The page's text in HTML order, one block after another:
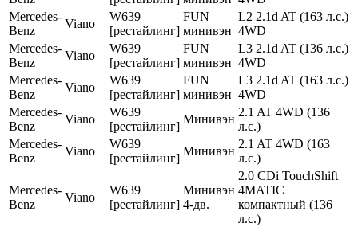
Mercedes-
Benz
Viano
W639
[рестайлинг]
FUN
минивэн
L2 2.1d AT (163 л.с.)
4WD
Mercedes-
Benz
Viano
W639
[рестайлинг]
FUN
минивэн
L3 2.1d AT (136 л.с.)
4WD
Mercedes-
Benz
Viano
W639
[рестайлинг]
FUN
минивэн
L3 2.1d AT (163 л.с.)
4WD
Mercedes-
Benz
Viano
W639
[рестайлинг]
Минивэн
2.1 AT 4WD (136
л.с.)
Mercedes-
Benz
Viano
W639
[рестайлинг]
Минивэн
2.1 AT 4WD (163
л.с.)
Mercedes-
Benz
Viano
W639
[рестайлинг]
Минивэн
4-дв.
2.0 CDi TouchShift
4MATIC
компактный (136
л.с.)